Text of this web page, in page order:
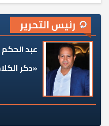
رئيس التحرير
عبد الحكم
«دكر